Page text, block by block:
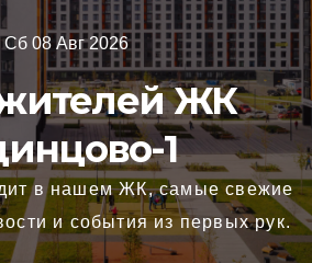
Сб 08 Авг 2026
ЖК
1
в нашем ЖК, самые свежие
и события из первых рук.